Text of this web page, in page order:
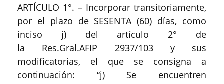
ARTÍCULO 1°. – Incorporar transitoriamente,
por el plazo de SESENTA (60) días, como
inciso j) del artículo 2° de
la Res.Gral.AFIP 2937/103 y sus
modificatorias, el que se consigna a
continuación: “j) Se encuentren